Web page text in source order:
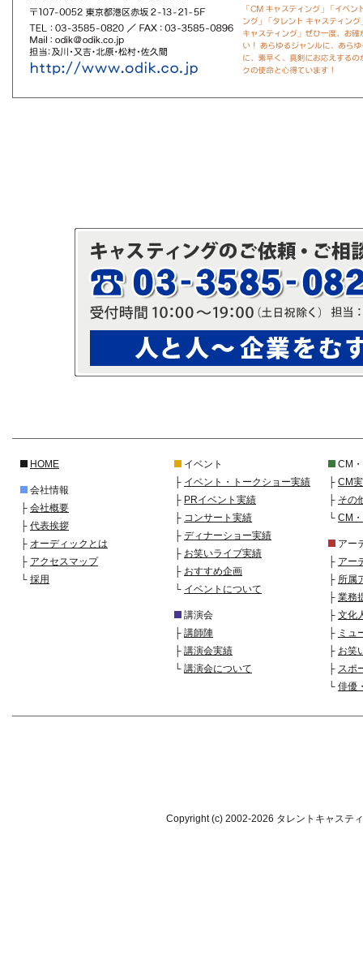
HOME
会社情報
├ 会社概要
├ 代表挨拶
├ オーディックとは
├ アクセスマップ
└ 採用
イベント
├ イベント・トークショー実績
├ PRイベント実績
├ コンサート実績
├ ディナーショー実績
├ お笑いライブ実績
├ おすすめ企画
└ イベントについて
講演会
├ 講師陣
├ 講演会実績
└ 講演会について
CM
├ CM
├ その
└ CM
アー
├ アー
├ 所属
├ 業務
├ 文化
├ ミュ
├ お笑
├ スポ
└ 俳優
Copyright (c) 2002-2026 タレントキャステ